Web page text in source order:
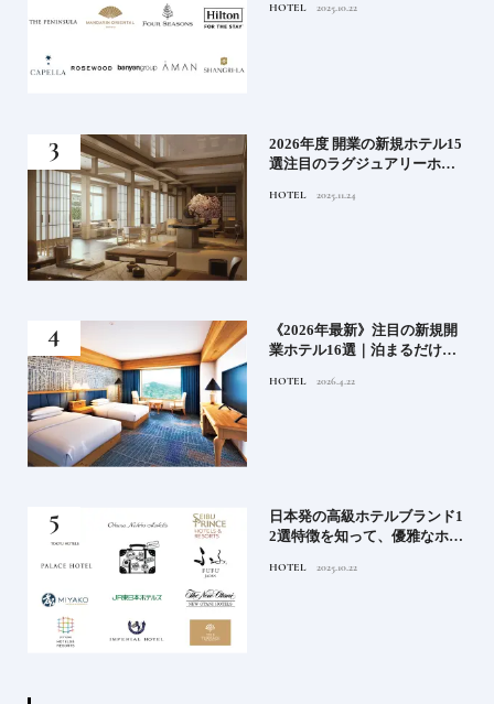
満喫｜ホテルブランド大解剖
HOTEL 2025.10.22
2026年度 開業の新規ホテル15
選注目のラグジュアリーホテ
ィホテルまでご紹介【後編】
HOTEL 2025.11.24
《2026年最新》注目の新規開
業ホテル16選｜泊まるだけで
ル
HOTEL 2026.4.22
日本発の高級ホテルブランド1
2選特徴を知って、優雅なホテ
ンド大解剖①
HOTEL 2025.10.22